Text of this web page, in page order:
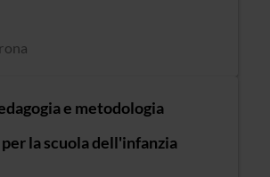
e metodologia
la scuola dell'infanzia